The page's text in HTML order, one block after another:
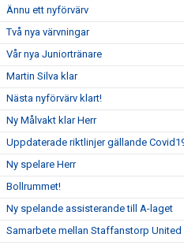
Ännu ett nyförvärv
Två nya värvningar
Vår nya Juniortränare
Martin Silva klar
Nästa nyförvärv klart!
Ny Målvakt klar Herr
Uppdaterade riktlinjer gällande
Ny spelare Herr
Bollrummet!
Ny spelande assisterande till A-laget
Samarbete mellan Staffanstorp United